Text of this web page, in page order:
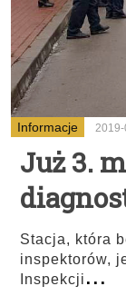
Informacje
Już 3.
Stacja, która
inspektorów,
Inspekcji ...